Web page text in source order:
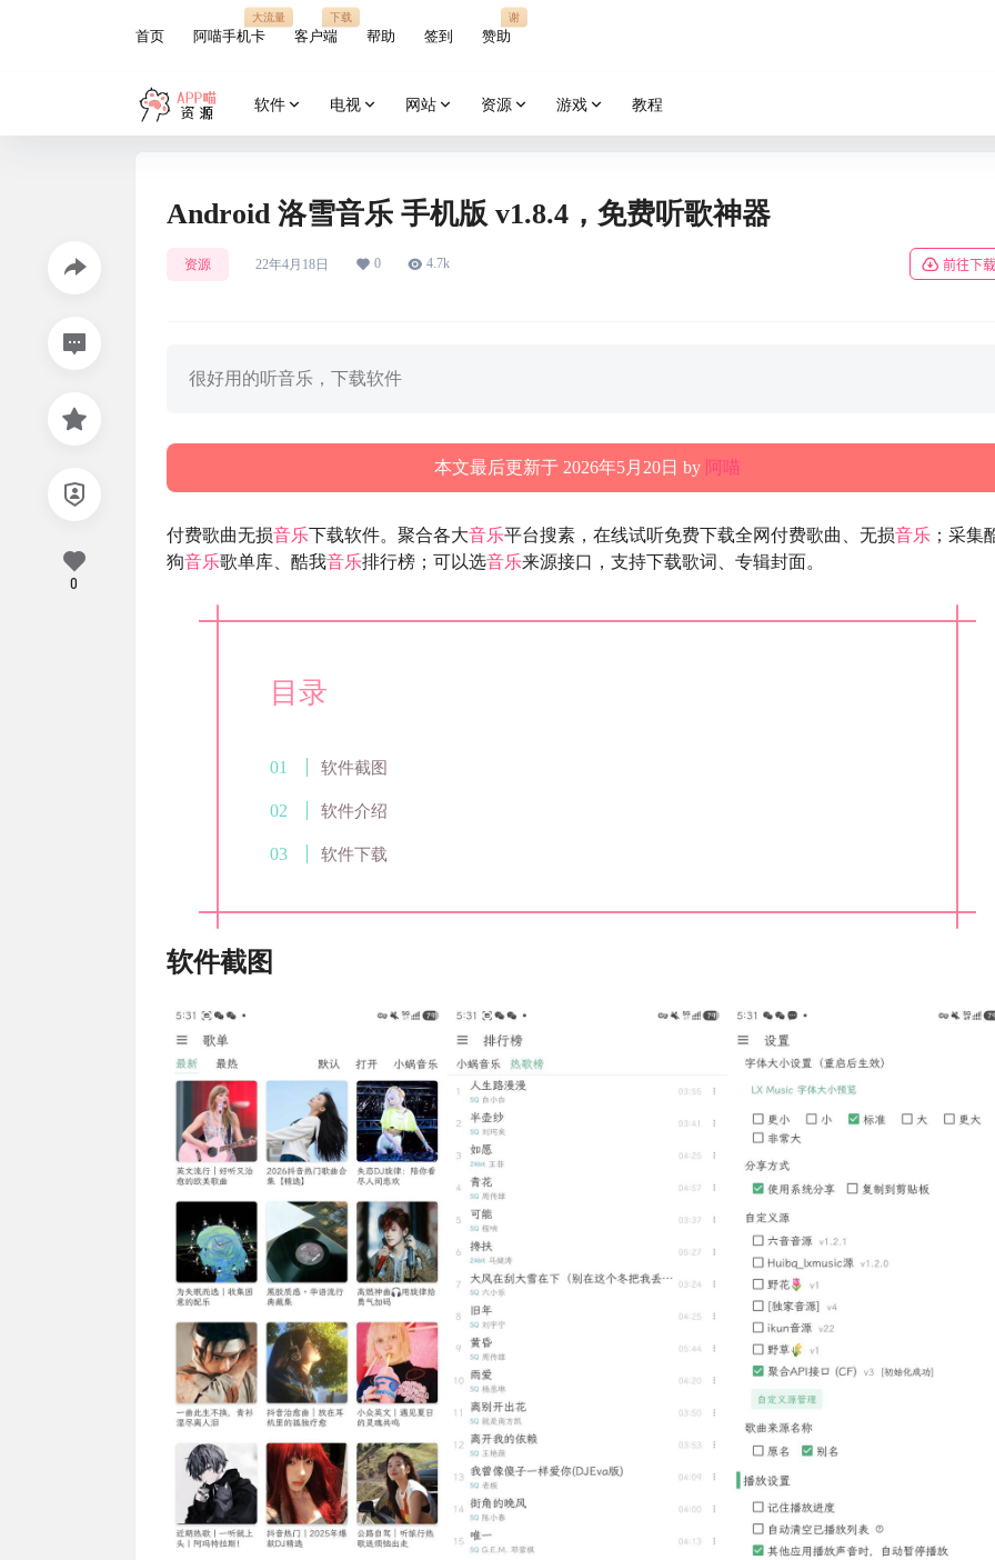
首页 阿喵手机卡
大流量
客户端
下载
帮助 签到 赞助
谢
软件 电视 网站 资源 游戏 教程
Android 洛雪音乐 手机版 v1.8.4，免费听歌神器
资源 22年4月18日 0 4.7k 前往下载
很好用的听音乐，下载软件
本文最后更新于 2026年5月20日 by 阿喵
付费歌曲无损音乐下载软件。聚合各大音乐平台搜素，在线试听免费下载全网付费歌曲、无损音乐 ；采集
狗音乐歌单库、酷我音乐排行榜；可以选音乐来源接口，支持下载歌词、专辑封面。
目录
软件截图
软件介绍
软件下载
软件截图
0